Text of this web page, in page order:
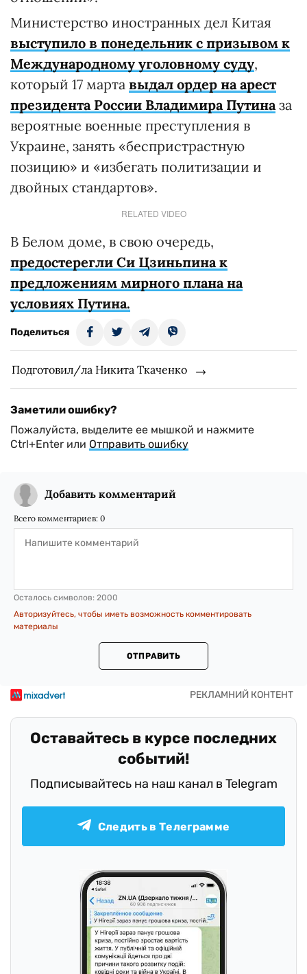
Министерство иностранных дел Китая
выступило в понедельник с призывом к
Международному уголовному суду,
который 17 марта выдал ордер на арест
президента России Владимира Путиназа
вероятные военные преступления в
Украине, занять «беспристрастную
позицию» и «избегать политизации и
двойных стандартов».
RELATED VIDEO
В Белом доме, в свою очередь,
предостерегли Си Цзиньпина к
предложениям мирного плана на
условиях Путина.
Поделиться
Подготовил/ла Никита Ткаченко
Заметили ошибку?
Пожалуйста, выделите ее мышкой и нажмите
Ctrl+Enter или Отправить ошибку
Добавить комментарий
Всего комментариев: 0
Осталось символов: 2000
Авторизуйтесь, чтобы иметь возможность комментировать
материалы
ОТПРАВИТЬ
Оставайтесь в курсе последних
событий!
Подписывайтесь на наш канал в Telegram
Следить в Телеграмме